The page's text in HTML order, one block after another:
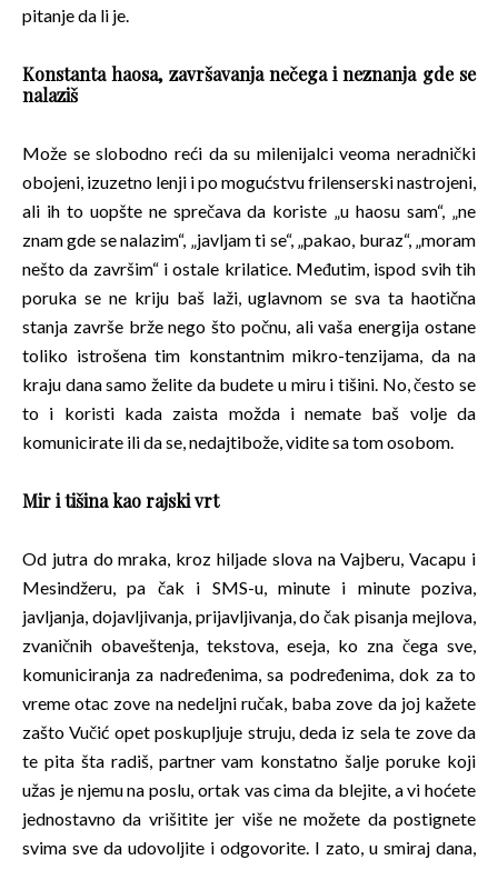
pitanje da li je.
Konstanta haosa, završavanja nečega i neznanja gde se
nalaziš
Može se slobodno reći da su milenijalci veoma neradnički
obojeni, izuzetno lenji i po mogućstvu frilenserski nastrojeni,
ali ih to uopšte ne sprečava da koriste „u haosu sam“, „ne
znam gde se nalazim“, „javljam ti se“, „pakao, buraz“, „moram
nešto da završim“ i ostale krilatice. Međutim, ispod svih tih
poruka se ne kriju baš laži, uglavnom se sva ta haotična
stanja završe brže nego što počnu, ali vaša energija ostane
toliko istrošena tim konstantnim mikro-tenzijama, da na
kraju dana samo želite da budete u miru i tišini. No, često se
to i koristi kada zaista možda i nemate baš volje da
komunicirate ili da se, nedajtibože, vidite sa tom osobom.
Mir i tišina kao rajski vrt
Od jutra do mraka, kroz hiljade slova na Vajberu, Vacapu i
Mesindžeru, pa čak i SMS-u, minute i minute poziva,
javljanja, dojavljivanja, prijavljivanja, do čak pisanja mejlova,
zvaničnih obaveštenja, tekstova, eseja, ko zna čega sve,
komuniciranja za nadređenima, sa podređenima, dok za to
vreme otac zove na nedeljni ručak, baba zove da joj kažete
zašto Vučić opet poskupljuje struju, deda iz sela te zove da
te pita šta radiš, partner vam konstatno šalje poruke koji
užas je njemu na poslu, ortak vas cima da blejite, a vi hoćete
jednostavno da vrišitite jer više ne možete da postignete
svima sve da udovoljite i odgovorite. I zato, u smiraj dana,